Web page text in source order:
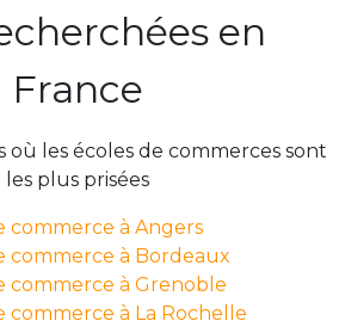
en
France
où les écoles de commerces sont
les plus prisées
commerce à Angers
commerce à Bordeaux
commerce à Grenoble
commerce à La Rochelle